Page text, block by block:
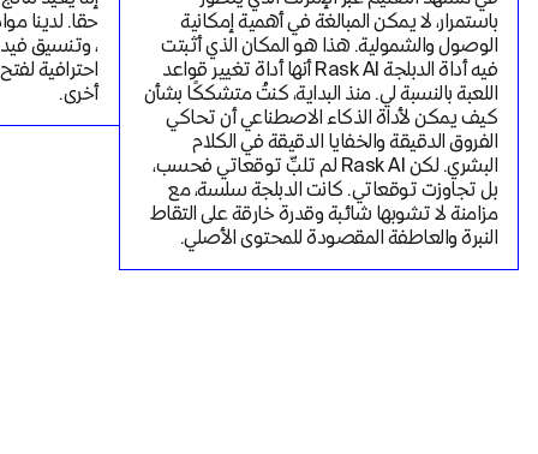
النبرة والعاطفة المقصودة للمحتوى الأصلي.
أخرى.